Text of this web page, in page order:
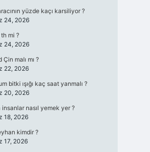
yüzde kaçı karsiliyor ?
24, 2026
mi ?
24, 2026
Çin malı mı ?
22, 2026
bitki ışığı kaç saat yanmalı ?
20, 2026
nasıl yemek yer ?
18, 2026
kimdir ?
17, 2026